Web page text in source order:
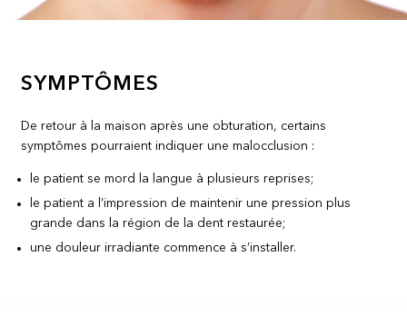
SYMPTÔMES
De retour à la maison après une obturation, certains
symptômes pourraient indiquer une malocclusion :
le patient se mord la langue à plusieurs reprises;
le patient a l’impression de maintenir une pression plus
grande dans la région de la dent restaurée;
une douleur irradiante commence à s’installer.